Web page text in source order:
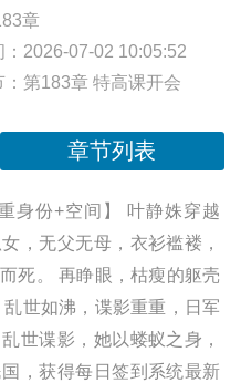
章
：2026-07-02 10:05:52
第183章 特高课开会
章节列表
身份+空间】 叶静姝穿越
，无父无母，衣衫褴褛，
死。 再睁眼，枯瘦的躯壳
世如沸，谍影重重，日军
世谍影，她以蝼蚁之身，
，获得每日签到系统最新